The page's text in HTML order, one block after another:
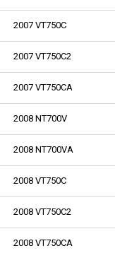
2007 VT750C
2007 VT750C2
2007 VT750CA
2008 NT700V
2008 NT700VA
2008 VT750C
2008 VT750C2
2008 VT750CA